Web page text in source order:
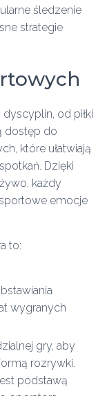
śledzenie
strategie
od piłki
dostęp do
które ułatwiają
Dzięki
każdy
emocje
to:
wygranych
gry, aby
rozrywki.
podstawą